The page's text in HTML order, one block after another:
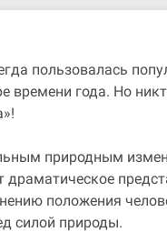
пользовалась
года. Но
природным
драматическое
положения
силой природы.